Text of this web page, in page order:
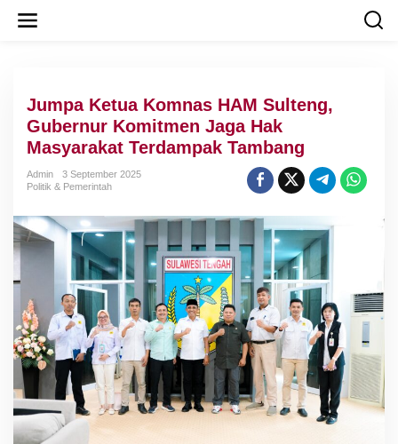
Jumpa Ketua Komnas HAM Sulteng,
Gubernur Komitmen Jaga Hak
Masyarakat Terdampak Tambang
Admin
3 September 2025
Politik & Pemerintah